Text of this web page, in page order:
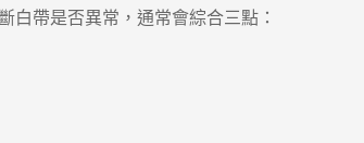
帶是否異常，通常會綜合三點：